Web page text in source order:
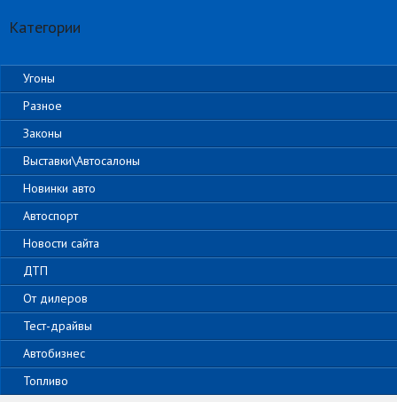
Категории
Угоны
Разное
Законы
Выставки\Автосалоны
Новинки авто
Автоспорт
Новости сайта
ДТП
От дилеров
Тест-драйвы
Автобизнес
Топливо